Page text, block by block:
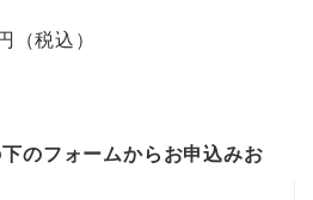
税込）
下のフォームからお申込みお